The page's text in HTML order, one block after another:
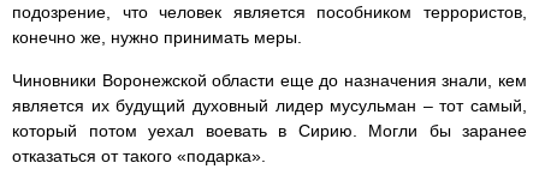
подозрение, что человек является пособником террористов,
конечно же, нужно принимать меры.
Чиновники Воронежской области еще до назначения знали, кем
является их будущий духовный лидер мусульман – тот самый,
который потом уехал воевать в Сирию. Могли бы заранее
отказаться от такого «подарка».